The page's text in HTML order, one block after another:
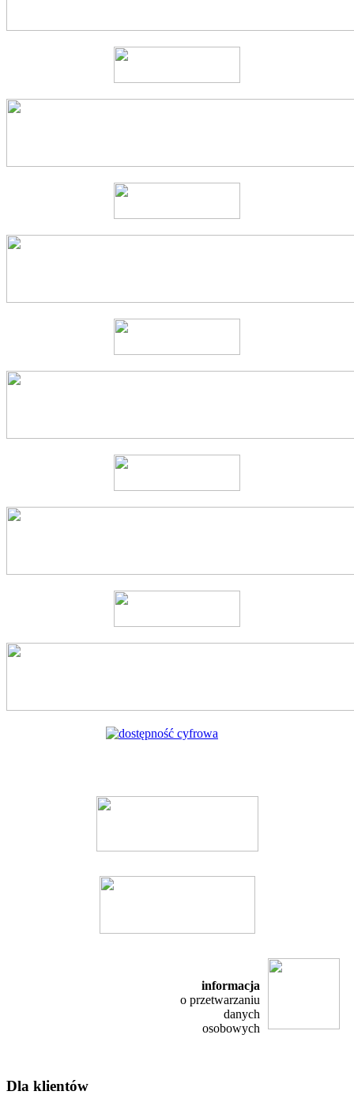
informacja
o przetwarzaniu
danych
osobowych
Dla klientów